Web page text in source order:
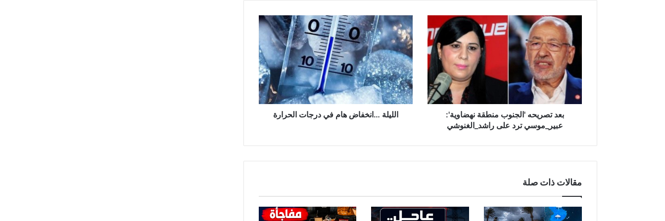
ي
ح
ه
ج
م
ن
ط
ق
بعد تصريحه 'الجنوب منطقة نهضاوية':
عبير_موسي ترد على راشد_الغنوشي
ا
ل
ل
ل
ة
…
ا
ن
ض
ي
د
ر
الليلة …انخفاض هام في درجات الحرارة
مقالات ذات صلة